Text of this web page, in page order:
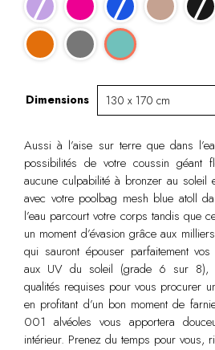
Dimensions
Aussi à l’aise sur terre que dans
possibilités de votre coussin géant
aucune culpabilité à bronzer au soleil
avec votre poolbag mesh blue atoll
l’eau parcourt votre corps tandis que
un moment d’évasion grâce aux
qui sauront épouser parfaitement
aux UV du soleil (grade 6 sur 8),
qualités requises pour vous procurer
en profitant d’un bon moment de
001 alvéoles vous apportera
intérieur. Prenez du temps pour vous,